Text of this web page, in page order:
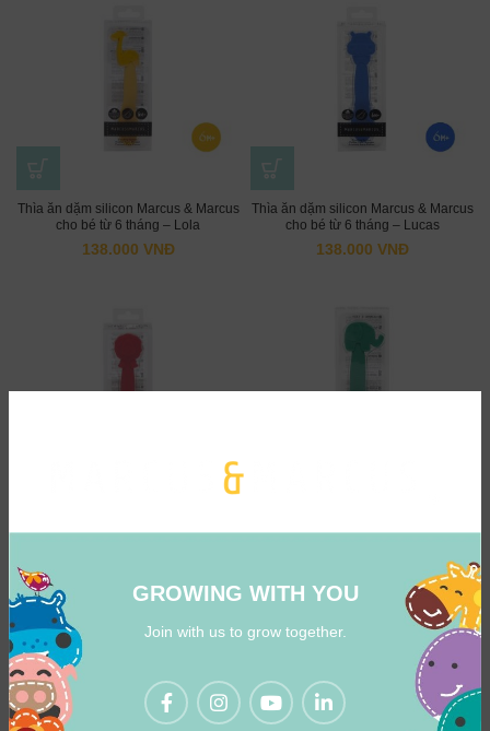
GROWING WITH YOU
Join with us to grow together.
Thìa ăn dặm silicon Marcus & Marcus
cho bé từ 6 tháng – Lola
138.000 VNĐ
Thìa ăn dặm silicon Marcus & Marcus
cho bé từ 6 tháng – Lucas
138.000 VNĐ